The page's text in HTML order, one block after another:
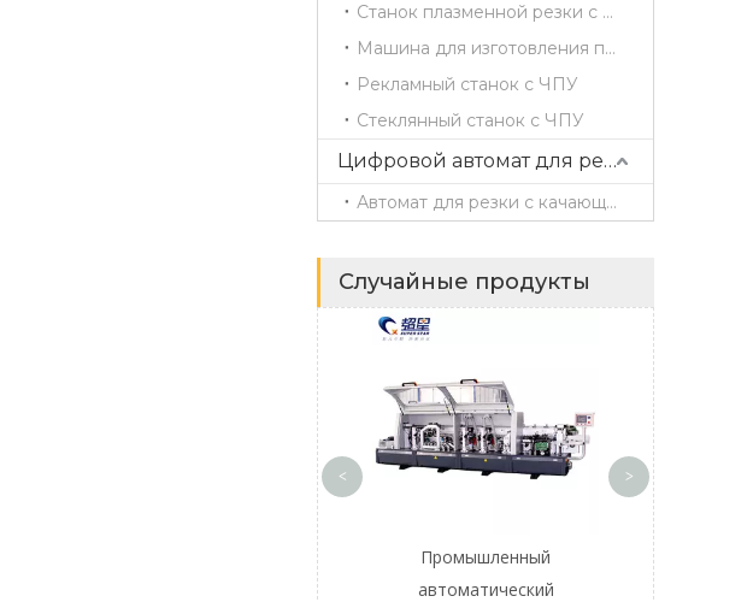
Станок плазменной резки с ЧПУ
Машина для изготовления пресс-форм с ЧПУ
Рекламный станок с ЧПУ
Стеклянный станок с ЧПУ
Цифровой автомат для резки
Автомат для резки с качающимся ножом
Случайные продукты
CX-1325 B2 Линейный
деревообрабатывающий
Промышленный
автоматический
< >